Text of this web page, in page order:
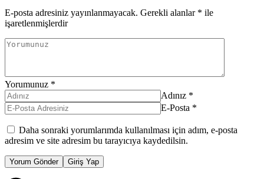
E-posta adresiniz yayınlanmayacak. Gerekli alanlar * ile
işaretlenmişlerdir
Yorumunuz *
Adınız *
E-Posta *
Daha sonraki yorumlarımda kullanılması için adım, e-posta
adresim ve site adresim bu tarayıcıya kaydedilsin.
Yorum Gönder Giriş Yap